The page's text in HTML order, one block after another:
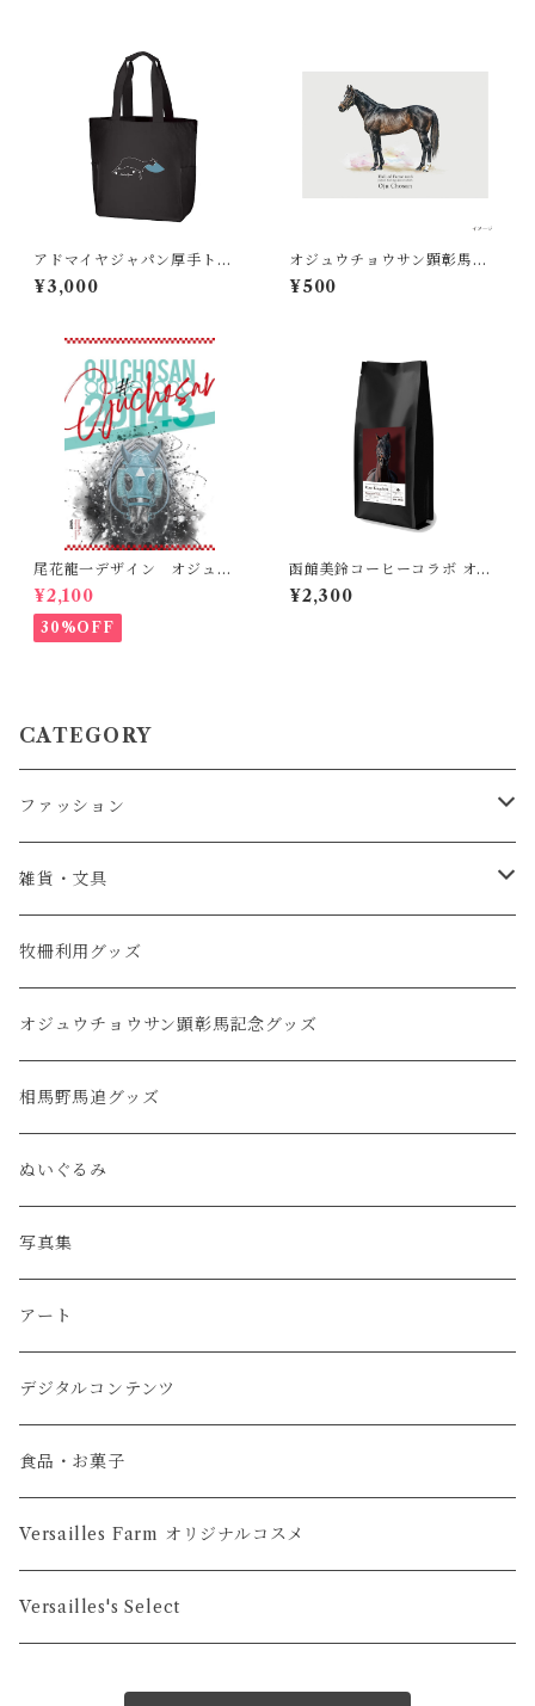
アドマイヤジャパン厚手トー
トバッグ
¥3,000
オジュウチョウサン顕彰馬記
念 ポストカード
¥500
尾花龍一デザイン オジュウ
チョウサンポスター(B2サイ
ズ）
¥2,100
30%OFF
函館美鈴コーヒーコラボ オリ
ジナルコーヒー ローズキング
ダム
¥2,300
CATEGORY
ファッション
服・アパレル
キャップ・帽子
バッグ
ファッション小物
雑貨・文具
タオル
クリアファイル・ノート
ステッカー・ポストカード
キーホルダー
缶バッジ
アクリルスタンド
マグカップ・タンブラー・コースター
タペストリー・ポスター・カレンダー
牧柵利用グッズ
オジュウチョウサン顕彰馬記念グッズ
相馬野馬追グッズ
ぬいぐるみ
写真集
アート
デジタルコンテンツ
食品・お菓子
Versailles Farm オリジナルコスメ
Versailles's Select